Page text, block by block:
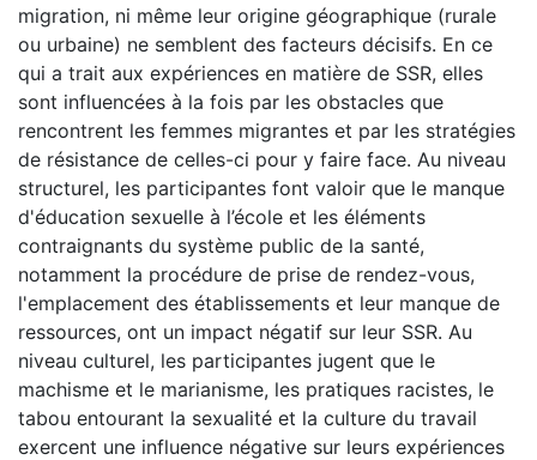
migration, ni même leur origine géographique (rurale
ou urbaine) ne semblent des facteurs décisifs. En ce
qui a trait aux expériences en matière de SSR, elles
sont influencées à la fois par les obstacles que
rencontrent les femmes migrantes et par les stratégies
de résistance de celles-ci pour y faire face. Au niveau
structurel, les participantes font valoir que le manque
d'éducation sexuelle à l’école et les éléments
contraignants du système public de la santé,
notamment la procédure de prise de rendez-vous,
l'emplacement des établissements et leur manque de
ressources, ont un impact négatif sur leur SSR. Au
niveau culturel, les participantes jugent que le
machisme et le marianisme, les pratiques racistes, le
tabou entourant la sexualité et la culture du travail
exercent une influence négative sur leurs expériences